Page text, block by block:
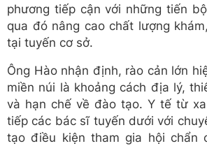
phương tiếp cận với những tiến
qua đó nâng cao chất lượng
tại tuyến cơ sở.
Ông Hào nhận định, rào cản lớn
miền núi là khoảng cách địa lý,
và hạn chế về đào tạo. Y tế từ
tiếp các bác sĩ tuyến dưới với
tạo điều kiện tham gia hội chẩn